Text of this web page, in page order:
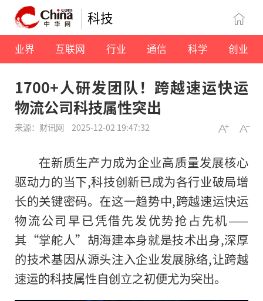
科技
业界 互联网 行业 通信 科学 创业
1700+人研发团队！跨越速运快运
物流公司科技属性突出
来源：财讯网 2025-12-02 19:47:32
在新质生产力成为企业高质量发展核心
驱动力的当下,科技创新已成为各行业破局增
长的关键密码。在这一趋势中,跨越速运快运
物流公司早已凭借先发优势抢占先机——
其“掌舵人”胡海建本身就是技术出身,深厚
的技术基因从源头注入企业发展脉络,让跨越
速运的科技属性自创立之初便尤为突出。